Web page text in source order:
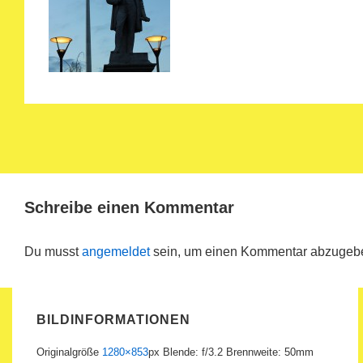
Schreibe einen Kommentar
Du musstangemeldetsein, um einen Kommentar
BILDINFORMATIONEN
Originalgröße 1280×853px Blende: f/3.2 Brennweite: 50mm